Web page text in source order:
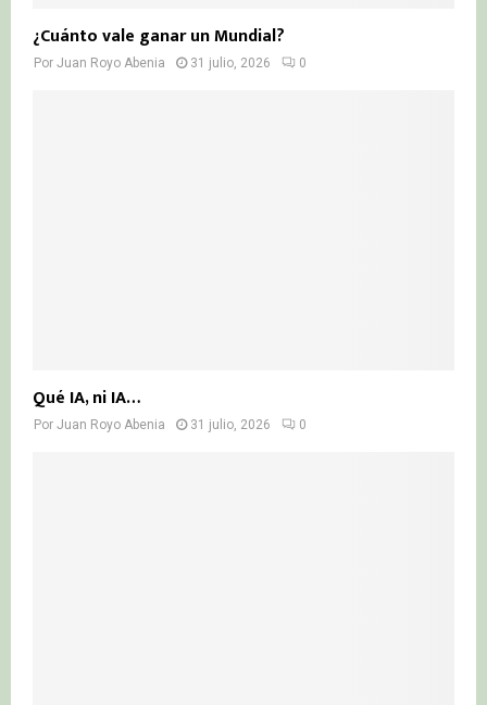
¿Cuánto vale ganar un Mundial?
Por Juan Royo Abenia 31 julio, 2026 0
Qué IA, ni IA…
Por Juan Royo Abenia 31 julio, 2026 0